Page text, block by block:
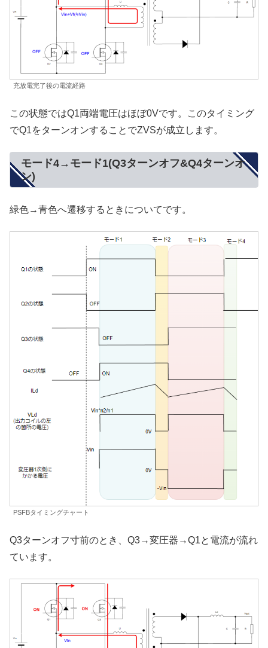
充放電完了後の電流経路
この状態ではQ1両端電圧はほぼ0Vです。このタイミング
でQ1をターンオンすることでZVSが成立します。
モード4→モード1(Q3ターンオフ&Q4ターンオ
ン)
緑色→青色へ遷移するときについてです。
PSFBタイミングチャート
Q3ターンオフ寸前のとき、Q3→変圧器→Q1と電流が流れ
ています。